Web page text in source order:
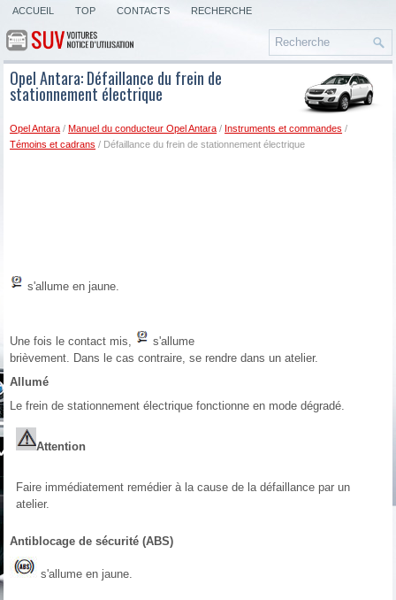
ACCUEIL TOP CONTACTS RECHERCHE
Opel Antara: Défaillance du frein de
stationnement électrique
Opel Antara /Manuel du conducteur Opel Antara / Instruments et commandes /
Témoins et cadrans / Défaillance du frein de stationnement électrique
s'allume en jaune.
Une fois le contact mis,
s'allume
brièvement. Dans le cas contraire, se rendre dans un atelier.
Allumé
Le frein de stationnement électrique fonctionne en mode dégradé.
Attention
Faire immédiatement remédier à la cause de la défaillance par un
atelier.
Antiblocage de sécurité (ABS)
s'allume en jaune.